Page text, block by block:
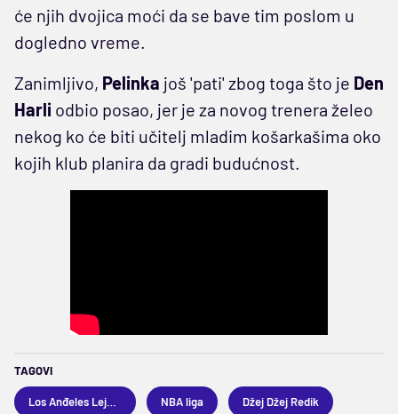
će njih dvojica moći da se bave tim poslom u
dogledno vreme.
Zanimljivo, Pelinka još 'pati' zbog toga što je Den
Harli odbio posao, jer je za novog trenera želeo
nekog ko će biti učitelj mladim košarkašima oko
kojih klub planira da gradi budućnost.
TAGOVI
NBA liga Džej Džej Redik